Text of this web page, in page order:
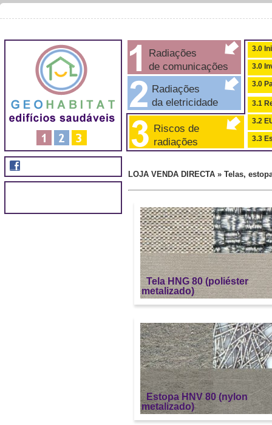
Radiações
de comunicações
Radiações
da eletricidade
Riscos de
radiações
3.0
3.0
3.0
3.1
3.2
3.3
LOJA VENDA DIRECTA » Telas,
Tela HNG 80 (poliéster
metalizado)
Estopa HNV 80 (nylon
metalizado)